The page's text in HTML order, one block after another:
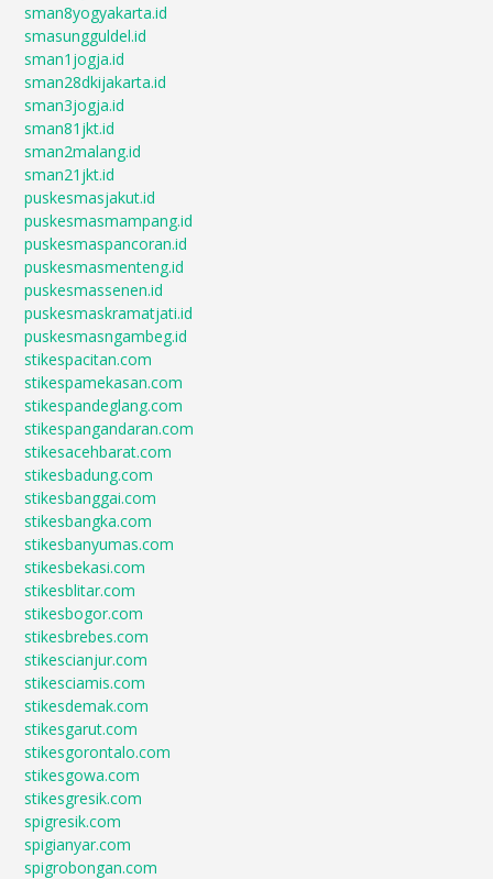
sman8yogyakarta.id
smasungguldel.id
sman1jogja.id
sman28dkijakarta.id
sman3jogja.id
sman81jkt.id
sman2malang.id
sman21jkt.id
puskesmasjakut.id
puskesmasmampang.id
puskesmaspancoran.id
puskesmasmenteng.id
puskesmassenen.id
puskesmaskramatjati.id
puskesmasngambeg.id
stikespacitan.com
stikespamekasan.com
stikespandeglang.com
stikespangandaran.com
stikesacehbarat.com
stikesbadung.com
stikesbanggai.com
stikesbangka.com
stikesbanyumas.com
stikesbekasi.com
stikesblitar.com
stikesbogor.com
stikesbrebes.com
stikescianjur.com
stikesciamis.com
stikesdemak.com
stikesgarut.com
stikesgorontalo.com
stikesgowa.com
stikesgresik.com
spigresik.com
spigianyar.com
spigrobongan.com